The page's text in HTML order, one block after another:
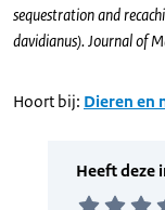
sequestration and
davidianus). Journal of
Hoort bij: Dieren en